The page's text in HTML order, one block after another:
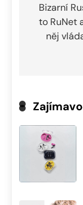
pro
Bizarní
to RuNet
něj